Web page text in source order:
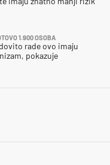
1.900 OSOBA
rade ovo imaju
pokazuje